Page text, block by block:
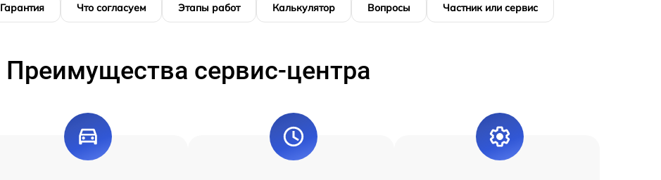
Гарантия Что согласуем Этапы работ Калькулятор Вопросы Частник или сервис
Преимущества сервис-центра